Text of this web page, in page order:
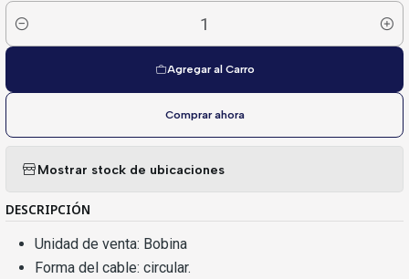
Cantidad
Agregar al Carro
Comprar ahora
Mostrar stock de ubicaciones
DESCRIPCIÓN
Unidad de venta: Bobina
Forma del cable: circular.